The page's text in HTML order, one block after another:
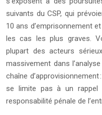
suivants du CSP, qui
10 ans d’emprisonnement
les cas les plus graves.
plupart des acteurs
massivement dans
chaîne
se limite pas à un rappel
responsabilité pénale de